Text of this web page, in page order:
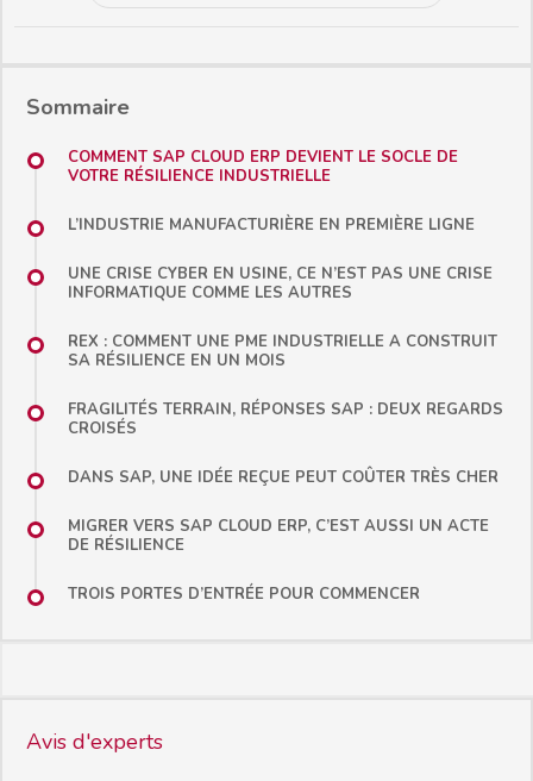
Sommaire
COMMENT SAP CLOUD ERP DEVIENT LE SOCLE DE
VOTRE RÉSILIENCE INDUSTRIELLE
L’INDUSTRIE MANUFACTURIÈRE EN PREMIÈRE LIGNE
UNE CRISE CYBER EN USINE, CE N’EST PAS UNE CRISE
INFORMATIQUE COMME LES AUTRES
REX : COMMENT UNE PME INDUSTRIELLE A CONSTRUIT
SA RÉSILIENCE EN UN MOIS
FRAGILITÉS TERRAIN, RÉPONSES SAP : DEUX REGARDS
CROISÉS
DANS SAP, UNE IDÉE REÇUE PEUT COÛTER TRÈS CHER
MIGRER VERS SAP CLOUD ERP, C’EST AUSSI UN ACTE
DE RÉSILIENCE
TROIS PORTES D’ENTRÉE POUR COMMENCER
Avis d'experts